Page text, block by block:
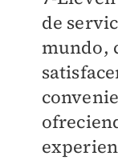
de
mundo,